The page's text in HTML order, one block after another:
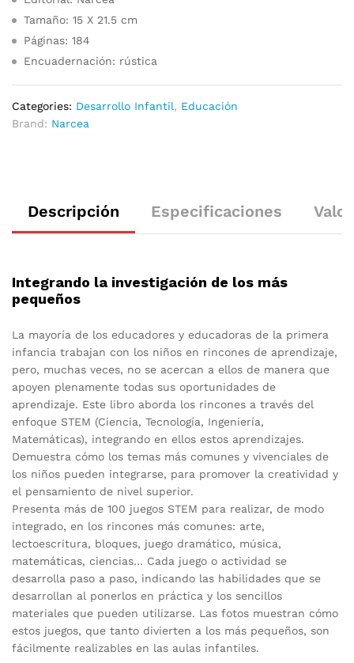
Tamaño: 15 X 21.5 cm
Páginas: 184
Encuadernación: rústica
Categories: Desarrollo Infantil, Educación
Brand: Narcea
Descripción Especificaciones
Integrando la investigación de los más
pequeños
La mayoría de los educadores y educadoras de la primera
infancia trabajan con los niños en rincones de aprendizaje,
pero, muchas veces, no se acercan a ellos de manera que
apoyen plenamente todas sus oportunidades de
aprendizaje. Este libro aborda los rincones a través del
enfoque STEM (Ciencia, Tecnología, Ingeniería,
Matemáticas), integrando en ellos estos aprendizajes.
Demuestra cómo los temas más comunes y vivenciales de
los niños pueden integrarse, para promover la creatividad y
el pensamiento de nivel superior.
Presenta más de 100 juegos STEM para realizar, de modo
integrado, en los rincones más comunes: arte,
lectoescritura, bloques, juego dramático, música,
matemáticas, ciencias… Cada juego o actividad se
desarrolla paso a paso, indicando las habilidades que se
desarrollan al ponerlos en práctica y los sencillos
materiales que pueden utilizarse. Las fotos muestran cómo
estos juegos, que tanto divierten a los más pequeños, son
fácilmente realizables en las aulas infantiles.